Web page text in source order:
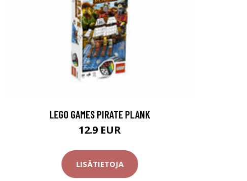
LEGO GAMES PIRATE PLANK
12.9 EUR
LISÄTIETOJA